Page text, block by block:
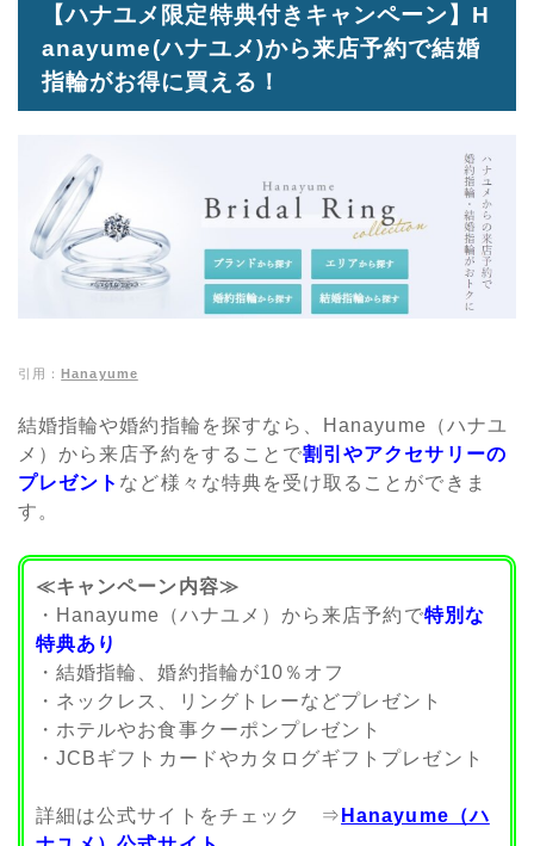
【ハナユメ限定特典付きキャンペーン】H
anayume(ハナユメ)から来店予約で結婚
指輪がお得に買える！
引用： Hanayume
結婚指輪や婚約指輪を探すなら、Hanayume（ハナユ
メ）から来店予約をすることで割引やアクセサリーの
プレゼント など様々な特典を受け取ることができま
す。
≪キャンペーン内容≫
・Hanayume（ハナユメ）から来店予約で特別な
特典あり
・結婚指輪、婚約指輪が10％オフ
・ネックレス、リングトレーなどプレゼント
・ホテルやお食事クーポンプレゼント
・JCBギフトカードやカタログギフトプレゼント
詳細は公式サイトをチェック ⇒ Hanayume（ハ